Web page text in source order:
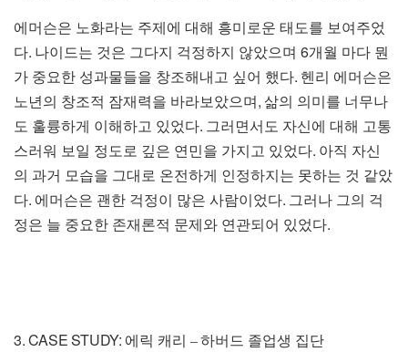
에머슨은 노화라는 주제에 대해 흥미로운 태도를 보여주었
다. 나이드는 것은 그다지 걱정하지 않았으며6개월 마다 뭔
가 중요한 성과물들을 창조해내고 싶어 했다. 헨리 에머슨은
노년의 창조적 잠재력을 바라보았으며 ,삶의 의미를 너무나
도 훌륭하게 이해하고 있었다. 그러면서도 자신에 대해 고통
스러워 보일 정도로 깊은 연민을 가지고 있었다. 아직 자신
의 과거 모습을 그대로 온전하게 인정하지는 못하는 것 같았
다. 에머슨은 괜한 걱정이 많은 사람이었다. 그러나 그의 걱
정은 늘 중요한 존재론적 문제와 연관되어 있었다.
3. CASE STUDY: 에릭 캐리 –하버드 졸업생 집단